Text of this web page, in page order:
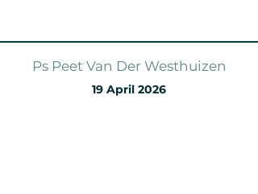
Ps Peet Van Der Westhuizen
19 April 2026